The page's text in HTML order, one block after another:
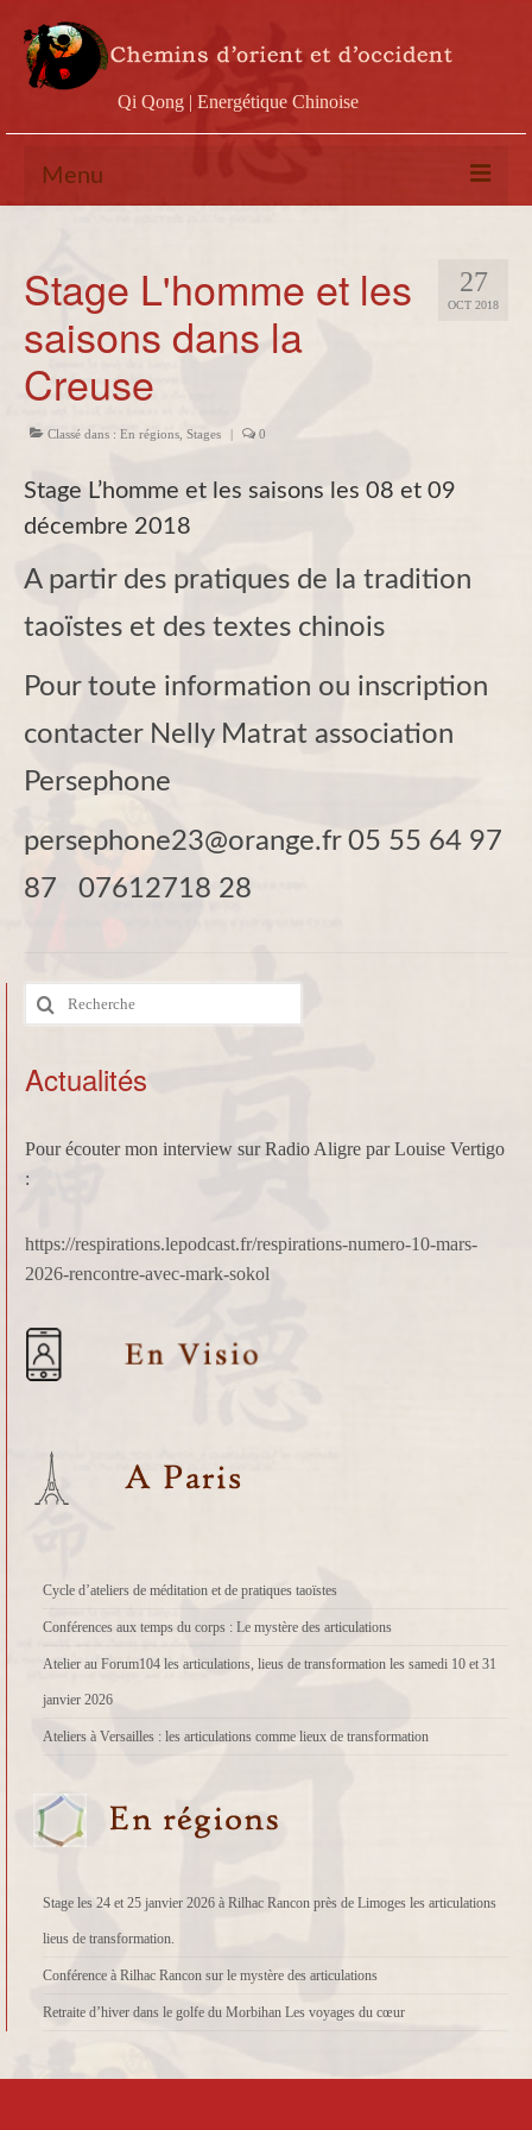
Qi Qong | Energétique Chinoise
Menu
Stages
Ateliers
Conférences
Docs & vidéos
27
OCT 2018
Stage L'homme et les
saisons dans la
Creuse
Classé dans : En régions Stages | 0
Stage L’homme et les saisons les 08 et 09
décembre 2018
A partir des pratiques de la tradition
taoïstes et des textes chinois
Pour toute information ou inscription
contacter Nelly Matrat association
Persephone
persephone23@orange.fr 05 55 64 97
87 07612718 28
Rechercher
:
Actualités
Pour écouter mon interview sur Radio Aligre par Louise Vertigo
:
https://respirations.lepodcast.fr/respirations-numero-10-mars-
2026-rencontre-avec-mark-sokol
Cycle d’ateliers de méditation et de pratiques taoïstes
Conférences aux temps du corps : Le mystère des articulations
Atelier au Forum104 les articulations, lieus de transformation les samedi 10 et 31
janvier 2026
Ateliers à Versailles : les articulations comme lieux de transformation
Stage les 24 et 25 janvier 2026 à Rilhac Rancon près de Limoges les articulations
lieus de transformation.
Conférence à Rilhac Rancon sur le mystère des articulations
Retraite d’hiver dans le golfe du Morbihan Les voyages du cœur